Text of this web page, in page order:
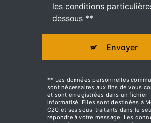
les conditions
dessous **
Envoyer
** Les données personnelles
sont nécessaires aux fins de vous
et sont enregistrées dans un fichier
informatisé. Elles sont destinées à
C2C et ses sous-traitants dans le
répondre à votre message. Les